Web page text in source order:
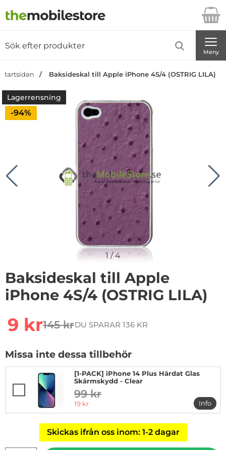
Startsidan för Danira Telecom AB
Meny
Startsidan Baksideskal till Apple iPhone 4S/4 (OSTRIG LILA)
Lagerrensning
Priset är nedsatt med
-94%
1/4
Baksideskal till Apple
iPhone 4S/4 (OSTRIG LILA)
rea pris
9 krtidigare pris
145 krDU SPARAR 136 KR
Missa inte dessa tillbehör
[1-PACK] iPhone 14 Plus Härdat Glas
Skärmskydd - Clear
tidigare pris
99 kr
rea pris
19 kr
Info
mer
Skickas ifrån oss inom: 1-2 dagar